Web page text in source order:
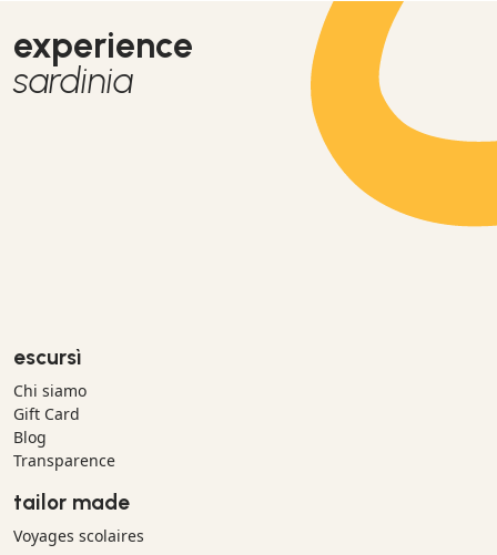
experience
sardinia
escursì
Chi siamo
Gift Card
Blog
Transparence
tailor made
Voyages scolaires